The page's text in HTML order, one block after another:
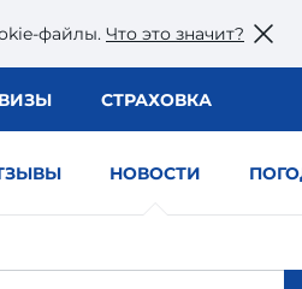
файлы. Что это значит?
ВИЗЫ СТРАХОВКА
НОВОСТИ